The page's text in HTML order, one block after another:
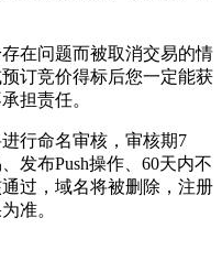
在问题而被取消交易的情
订竞价得标后您一定能获
担责任。
行命名审核，审核期7
发布Push操作、60天内不
过，域名将被删除，注册
准。